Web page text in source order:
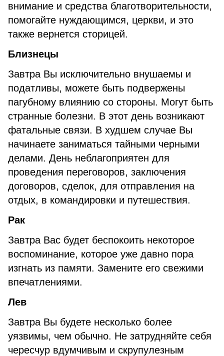
внимание и средства благотворительности,
помогайте нуждающимся, церкви, и это
также вернется сторицей.
Близнецы
Завтра Вы исключительно внушаемы и
податливы, можете быть подвержены
пагубному влиянию со стороны. Могут быть
странные болезни. В этот день возникают
фатальные связи. В худшем случае Вы
начинаете заниматься тайными черными
делами. День неблагоприятен для
проведения переговоров, заключения
договоров, сделок, для отправления на
отдых, в командировки и путешествия.
Рак
Завтра Вас будет беспокоить некоторое
воспоминание, которое уже давно пора
изгнать из памяти. Замените его свежими
впечатлениями.
Лев
Завтра Вы будете несколько более
уязвимы, чем обычно. Не затрудняйте себя
чересчур вдумчивым и скрупулезным